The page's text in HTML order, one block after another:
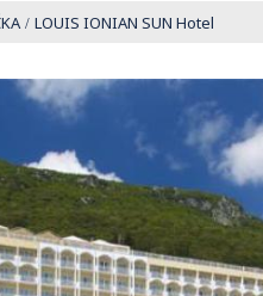
LOUIS IONIAN SUN Hotel